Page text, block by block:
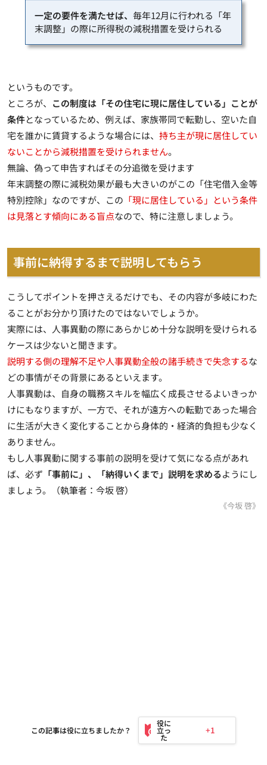
一定の要件を満たせば、 毎年12月に行われる「年
末調整」の際に所得税の減税措置を受けられる
というものです。
ところが、 この制度は「その住宅に現に居住している」ことが
条件となっているため、例えば、家族帯同で転勤し、空いた自
宅を誰かに賃貸するような場合には、 持ち主が現に居住してい
ないことから減税措置を受けられません。
無論、偽って申告すればその分追徴を受けます
年末調整の際に減税効果が最も大きいのがこの「住宅借入金等
特別控除」なのですが、この 「現に居住している」という条件
は見落とす傾向にある盲点なので、特に注意しましょう。
事前に納得するまで説明してもらう
こうしてポイントを押さえるだけでも、その内容が多岐にわた
ることがお分かり頂けたのではないでしょうか。
実際には、人事異動の際にあらかじめ十分な説明を受けられる
ケースは少ないと聞きます。
説明する側の理解不足や人事異動全般の諸手続きで失念するな
どの事情がその背景にあるといえます。
人事異動は、自身の職務スキルを幅広く成長させるよいきっか
けにもなりますが、一方で、それが遠方への転勤であった場合
に生活が大きく変化することから身体的・経済的負担も少なく
ありません。
もし人事異動に関する事前の説明を受けて気になる点があれ
ば、必ず 「事前に」、「納得いくまで」説明を求めるようにし
ましょう。（執筆者：今坂 啓）
《今坂 啓》
この記事は役に立ちましたか？ +1